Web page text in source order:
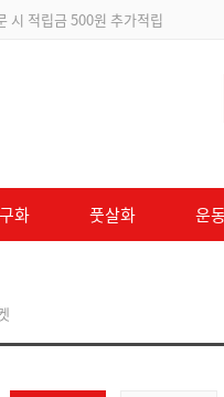
시 적립금 500원 추가적립
화 풋살화 운